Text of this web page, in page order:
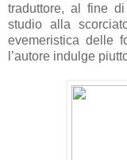
traduttore, al fine
studio alla
evemeristica delle
l’autore indulge